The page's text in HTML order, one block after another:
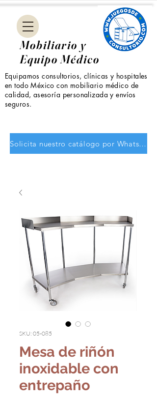
Mobiliario y
Equipo Médico
Solicita nuestro catálogo por WhatsApp
Equipamos consultorios, clínicas y hospitales
en todo México con mobiliario médico de
calidad, asesoría personalizada y envíos
seguros.
SKU: 05-085
Mesa de riñón
inoxidable con
entrepaño